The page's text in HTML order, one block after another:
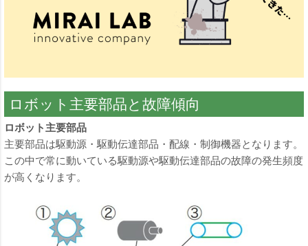
ロボット主要部品と故障傾向
ロボット主要部品
主要部品は駆動源・駆動伝達部品・配線・制御機器となります。
この中で常に動いている駆動源や駆動伝達部品の故障の発生頻度
が高くなります。